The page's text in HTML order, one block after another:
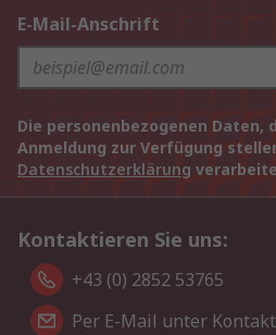
E-Mail-Anschrift
Die personenbezogenen Daten,
Anmeldung zur Verfügung
Datenschutzerklärung
Kontaktieren Sie uns:
+43 (0) 2852 53765
Per E-Mail unter Kontakt